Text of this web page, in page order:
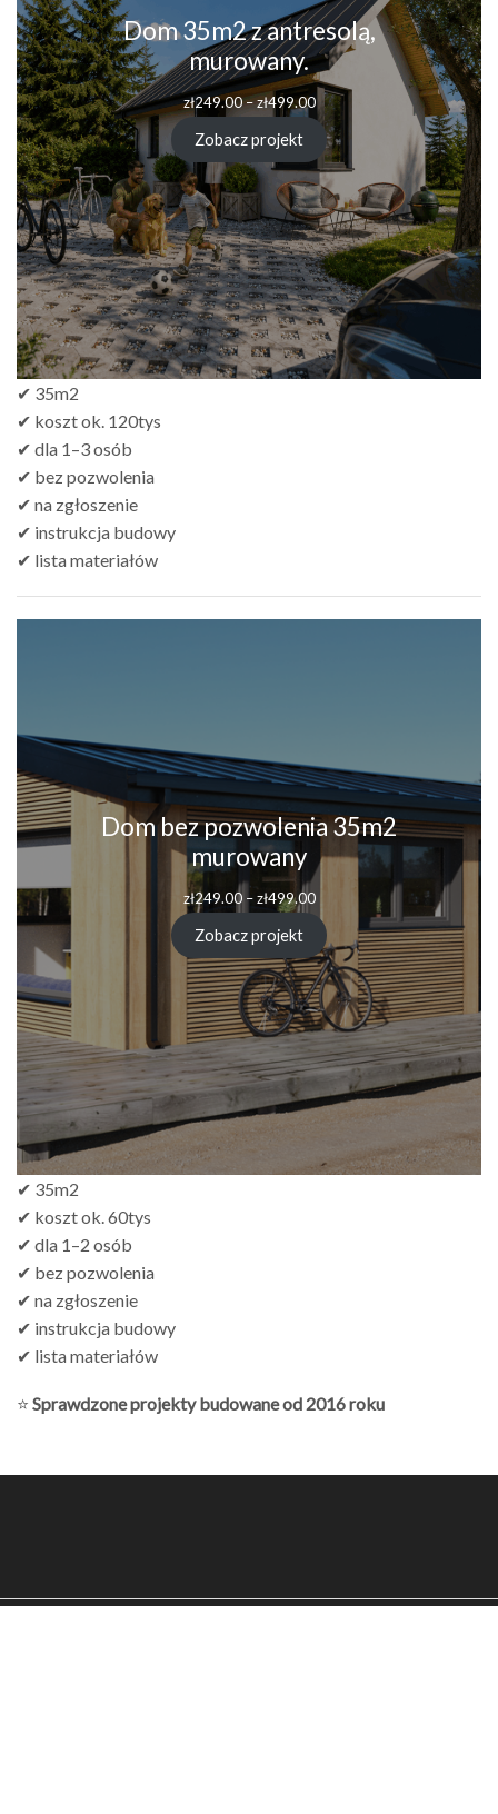
Dom 35m2 z antresolą,
murowany.
zł249.00–zł499.00
Zobacz projekt
✔ 35m2
✔ koszt ok. 120tys
✔ dla 1–3 osób
✔ bez pozwolenia
✔ na zgłoszenie
✔ instrukcja budowy
✔ lista materiałów
Dom bez pozwolenia 35m2
murowany
zł249.00 – zł499.00
Zobacz projekt
✔ 35m2
✔ koszt ok. 60tys
✔ dla 1–2 osób
✔ bez pozwolenia
✔ na zgłoszenie
✔ instrukcja budowy
✔ lista materiałów
⭐ Sprawdzone projekty budowane od 2016 roku